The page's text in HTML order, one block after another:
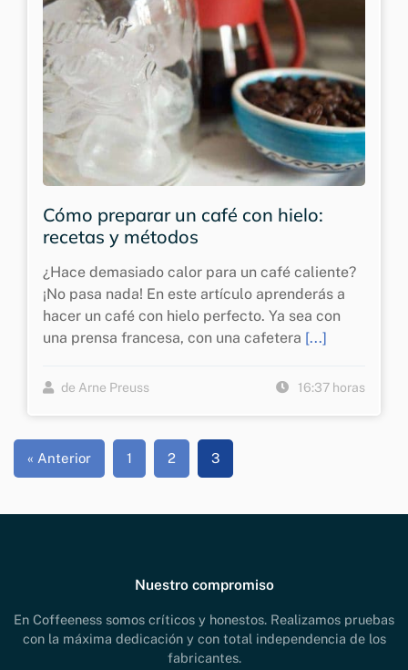
Cómo preparar un café con hielo:
recetas y métodos
¿Hace demasiado calor para un café caliente?
¡No pasa nada! En este artículo aprenderás a
hacer un café con hielo perfecto. Ya sea con
una prensa francesa, con una cafetera [...]
de Arne Preuss 16:37 horas
« Anterior 1 2 3
Nuestro compromiso
En Coffeeness somos críticos y honestos. Realizamos pruebas
con la máxima dedicación y con total independencia de los
fabricantes.